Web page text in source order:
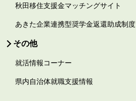
秋田移住支援金マッチングサイト
あきた企業連携型奨学金返還助成制度
その他
就活情報コーナー
県内自治体就職支援情報